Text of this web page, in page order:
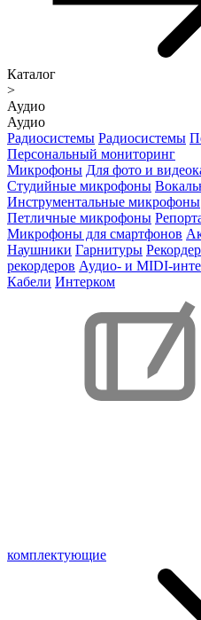
Каталог
>
Аудио
Аудио
Радиосистемы Радиосистемы
Персональный мониторинг
Микрофоны Для фото и
Студийные микрофоны
Инструментальные микрофоны
Петличные микрофоны
Микрофоны для смартфонов
Наушники Гарнитуры
рекордеров Аудио- и MIDI-
Кабели Интерком
комплектующие